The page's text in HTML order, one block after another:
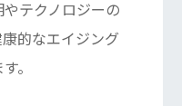
テクノロジーの
的なエイジング
。